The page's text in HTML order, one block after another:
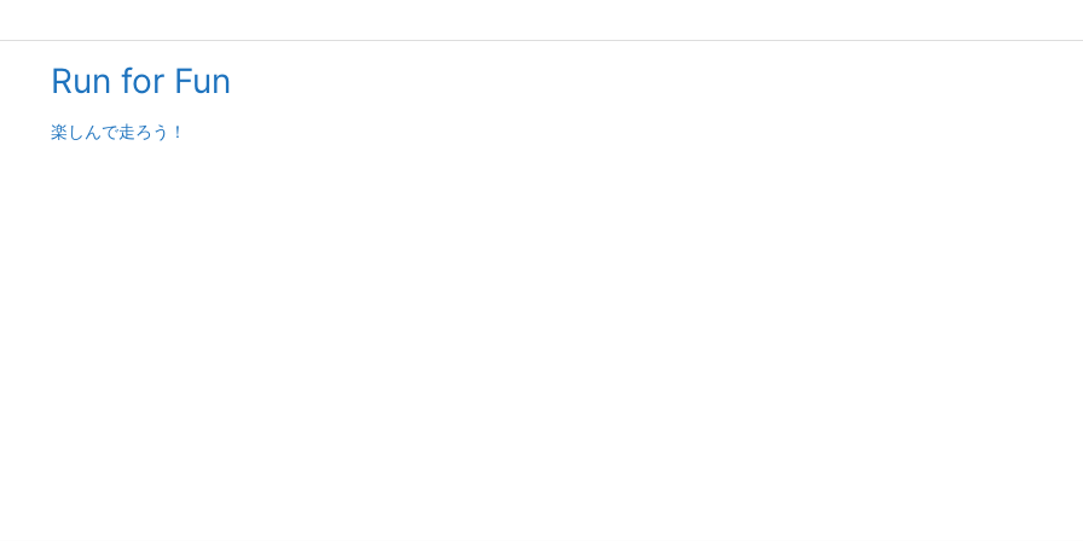
Run for Fun
楽しんで走ろう！